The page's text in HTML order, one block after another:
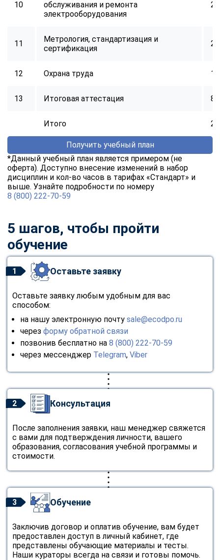
10
обслуживания и ремонта
электрооборудования
24
11
Метрология, стандартизация и
сертификация
24
12 Охрана труда 16
13 Итоговая аттестация 8
Итого
Получить учебный план
*Данный учебный план является примером (не
оферта). Доступно внесение изменений в набор
дисциплин и кол-во часов в тарифах «Стандарт» и
выше. Узнайте подробности по номеру
8 (800) 222-70-59
5 шагов, чтобы пройти
обучение
1 Оставьте заявку
Оставьте заявку любым удобным для вас
способом:
на нашу электронную почту sale@ecodpo.ru
через форму обратной связи
позвонив бесплатно на 8 (800) 222-70-59
через мессенджер Telegram, Viber
2 Консультация
После заполнения заявки, наш менеджер свяжется
с вами для подтверждения личности, вашего
образования, согласования учебной программы и
стоимости.
3 Обучение
Заключив договор и оплатив обучение, вам будет
предоставлен доступ в личный кабинет, где
представлены обучающие материалы и тесты.
Наши кураторы всегда на связи и готовы помочь.